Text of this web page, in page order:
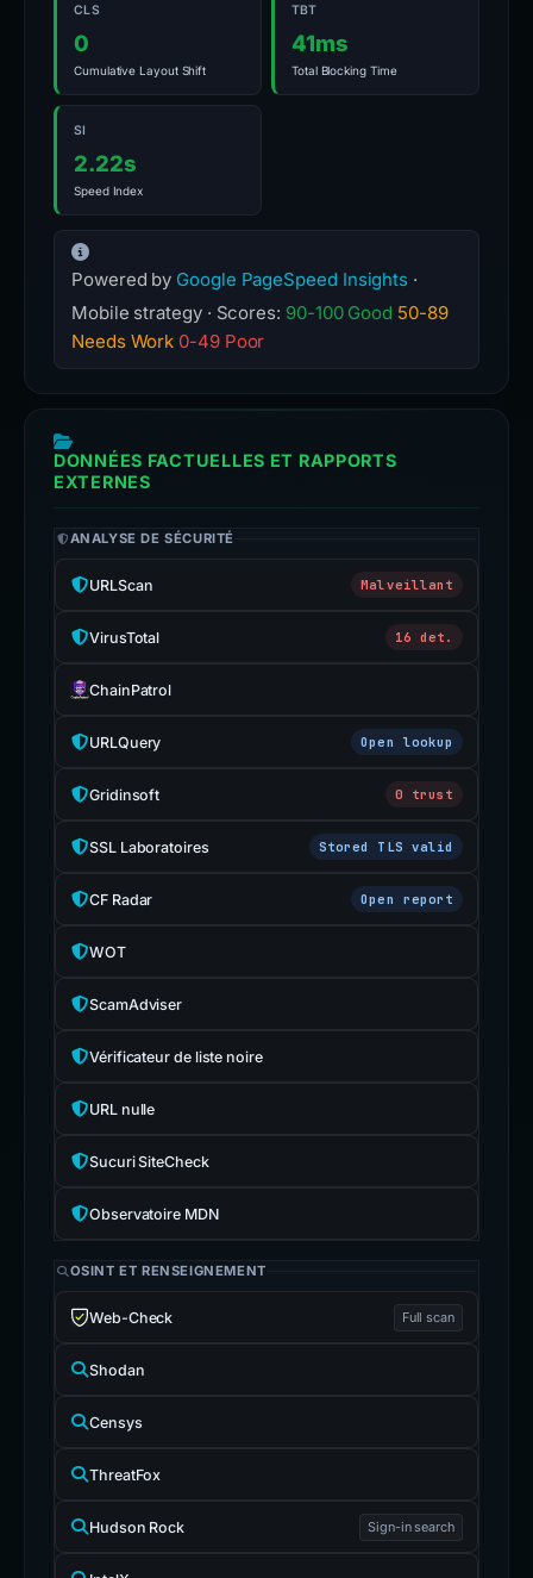
CLS
0
Cumulative Layout Shift
TBT
41ms
Total Blocking Time
SI
2.22s
Speed Index
Powered by Google PageSpeed Insights ·
Mobile strategy · Scores: 90-100 Good 50-89
Needs Work 0-49 Poor
DONNÉES FACTUELLES ET RAPPORTS
EXTERNES
ANALYSE DE SÉCURITÉ
URLScan Malveillant
VirusTotal 16 det.
ChainPatrol
URLQuery Open lookup
Gridinsoft 0 trust
SSL Laboratoires Stored TLS valid
CF Radar Open report
WOT
ScamAdviser
Vérificateur de liste noire
URL nulle
Sucuri SiteCheck
Observatoire MDN
OSINT ET RENSEIGNEMENT
Web-Check Full scan
Shodan
Censys
ThreatFox
Hudson Rock Sign-in search